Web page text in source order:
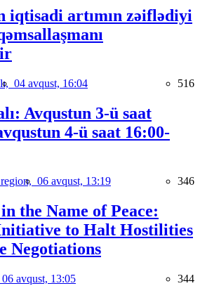
iqtisadi artımın zəiflədiyi
04 avqust, 16:04 516
Avqustun 3-ü saat
4-ü saat 16:00-
06 avqust, 13:19 346
the Name of Peace:
to Halt Hostilities
Negotiations
06 avqust, 13:05 344